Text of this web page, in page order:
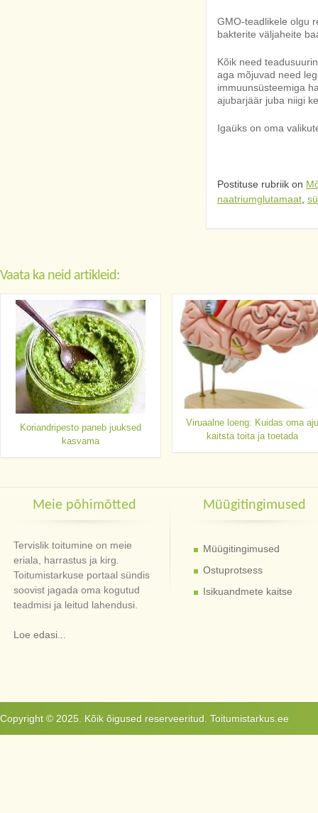
GMO-teadlikele olgu
bakterite väljaheite
Kõik need
aga mõjuvad need
immuunsüsteemiga
ajubarjäär juba niigi
Igaüks on oma
Postituse rubriik on
naatriumglutamaat
Vaata ka neid artikleid:
Koriandripesto paneb juuksed
kasvama
Viruaalne loeng: Kuidas oma aju
kaitsta toita ja toetada
Meie põhimõtted
Tervislik toitumine on meie
eriala, harrastus ja kirg.
Toitumistarkuse portaal sündis
soovist jagada oma kogutud
teadmisi ja leitud lahendusi.
Loe edasi...
Müügitingimused
Müügitingimused
Ostuprotsess
Isikuandmete kaitse
Copyright © 2025. Kõik õigused reserveeritud. Toitumistarkus.ee